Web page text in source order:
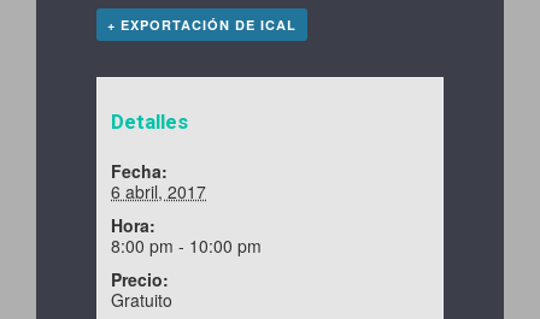
+ EXPORTACIÓN DE ICAL
Detalles
Fecha:
6 abril, 2017
Hora:
8:00 pm - 10:00 pm
Precio:
Gratuito